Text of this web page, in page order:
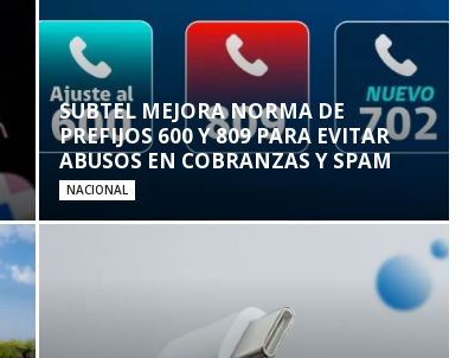
SUBTEL MEJORA NORMA DE
PREFIJOS 600 Y 809 PARA EVITAR
ABUSOS EN COBRANZAS Y SPAM
NACIONAL